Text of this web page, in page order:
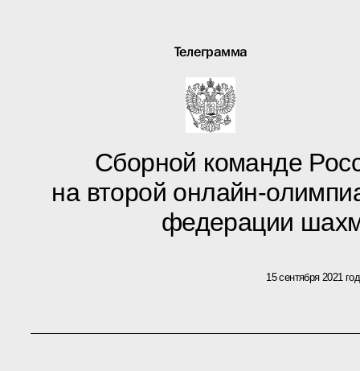
Телеграмма
Сборной команде
на второй онлайн-
федерации
15 сентября 2021